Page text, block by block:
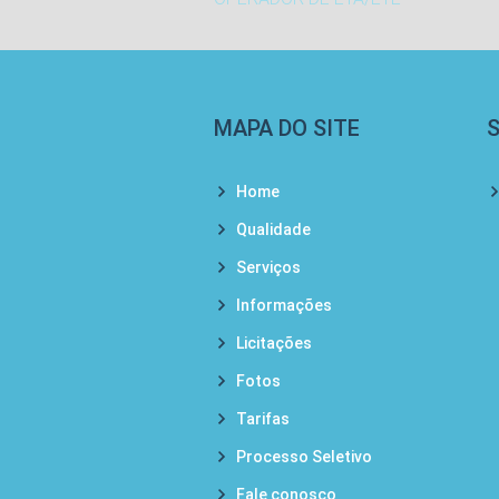
MAPA DO SITE
Home
Qualidade
Serviços
Informações
Licitações
Fotos
Tarifas
Processo Seletivo
Fale conosco